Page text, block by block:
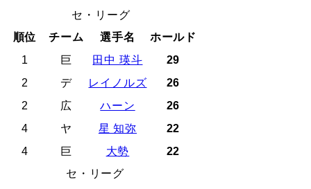
セ・リーグ
順位
チーム 選手名
ホールド
1
巨 田中 瑛斗
29
2
デ レイノルズ
26
2
広 ハーン
26
4
ヤ 星 知弥
22
4
巨 大勢
22
セ・リーグ